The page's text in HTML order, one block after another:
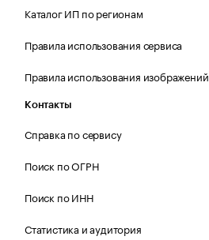
Каталог ИП по регионам
Правила использования сервиса
Правила использования изображений
Контакты
Справка по сервису
Поиск по ОГРН
Поиск по ИНН
Статистика и аудитория